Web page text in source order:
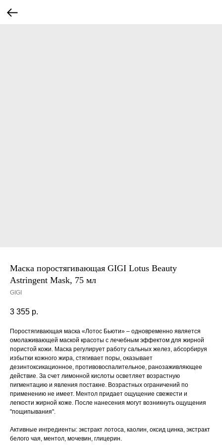
Маска поростягивающая GIGI Lotus Beauty
Astringent Mask, 75 мл
GIGI
3 355 р.
Поростягивающая маска «Лотос Бьюти» – одновременно является
омолаживающей маской красоты с лечебным эффектом для жирной
пористой кожи. Маска регулирует работу сальных желез, абсорбируя
избытки кожного жира, стягивает поры, оказывает
дезинтоксикационное, противовоспалительное, ранозаживляющее
действие. За счет лимонной кислоты осветляет возрастную
пигментацию и явления постакне. Возрастных ограничений по
применению не имеет. Ментол придает ощущение свежести и
легкости жирной коже. После нанесения могут возникнуть ощущения
"пощипывания".
Активные ингредиенты: экстракт лотоса, каолин, оксид цинка, экстракт
белого чая, ментол, мочевин, глицерин.